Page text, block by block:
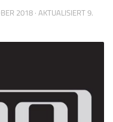
2018 · AKTUALISIERT9.